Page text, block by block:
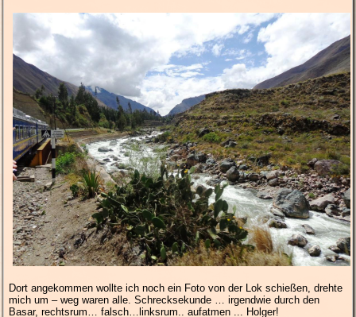
Dort angekommen wollte ich noch ein Foto von der Lok schießen, drehte
mich um – weg waren alle. Schrecksekunde … irgendwie durch den
Basar, rechtsrum… falsch…linksrum.. aufatmen ... Holger!